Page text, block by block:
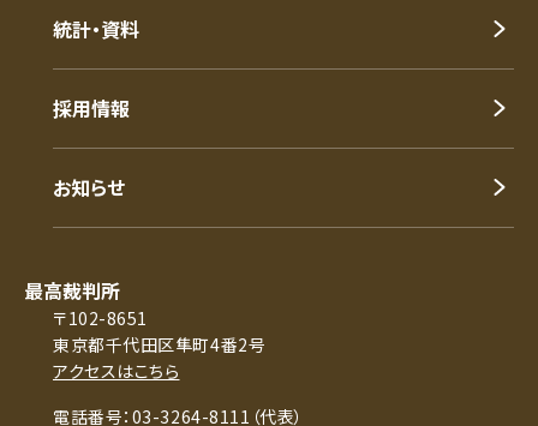
統計・資料
採用情報
お知らせ
最高裁判所
〒102-8651
東京都千代田区隼町4番2号
アクセスはこちら
電話番号：03-3264-8111（代表）